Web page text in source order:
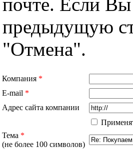
предыдущую
"Отмена".
Компания *
E-mail *
Адрес сайта компании
Тема *
(не более 100 символов)